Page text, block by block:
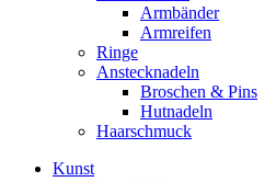
Armbänder
Armreifen
Ringe
Anstecknadeln
Broschen & Pins
Hutnadeln
Haarschmuck
Kunst